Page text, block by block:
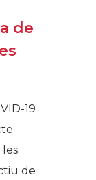
de
19
de